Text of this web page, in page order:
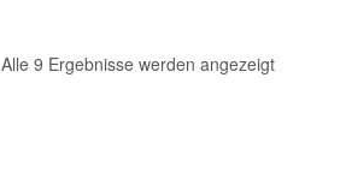
Alle 9 Ergebnisse werden angezeigt